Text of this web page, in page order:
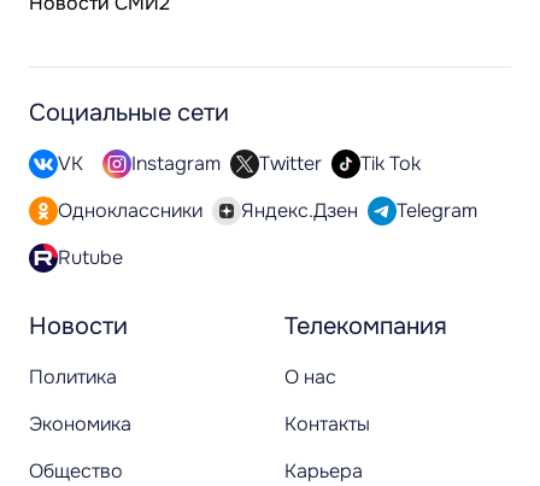
Новости
Политика
Экономика
Общество
Телекомпания
О нас
Контакты
Карьера
Социальные сети
VK Instagram Twitter
Tik Tok
Одноклассники
Яндекс.Дзен
Telegram
Rutube